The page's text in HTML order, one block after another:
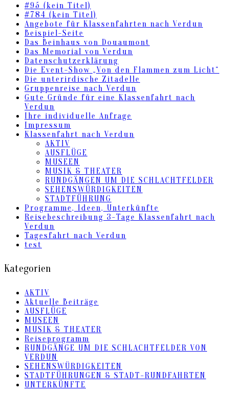
#95 (kein Titel)
#784 (kein Titel)
Angebote für Klassenfahrten nach Verdun
Beispiel-Seite
Das Beinhaus von Douaumont
Das Memorial von Verdun
Datenschutzerklärung
Die Event-Show „Von den Flammen zum Licht“
Die unterirdische Zitadelle
Gruppenreise nach Verdun
Gute Gründe für eine Klassenfahrt nach
Verdun
Ihre individuelle Anfrage
Impressum
Klassenfahrt nach Verdun
AKTIV
AUSFLÜGE
MUSEEN
MUSIK & THEATER
RUNDGÄNGEN UM DIE SCHLACHTFELDER
SEHENSWÜRDIGKEITEN
STADTFÜHRUNG
Programme, Ideen, Unterkünfte
Reisebeschreibung 3-Tage Klassenfahrt nach
Verdun
Tagesfahrt nach Verdun
test
Kategorien
AKTIV
Aktuelle Beiträge
AUSFLÜGE
MUSEEN
MUSIK & THEATER
Reiseprogramm
RUNDGÄNGE UM DIE SCHLACHTFELDER VON
VERDUN
SEHENSWÜRDIGKEITEN
STADTFÜHRUNGEN & STADT-RUNDFAHRTEN
UNTERKÜNFTE